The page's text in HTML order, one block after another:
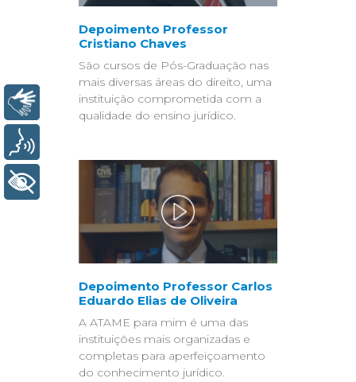
Depoimento Professor
Cristiano Chaves
São cursos de Pós-Graduação nas
mais diversas áreas do direito, uma
instituição comprometida com a
qualidade do ensino jurídico.
Depoimento Professor Carlos
Eduardo Elias de Oliveira
A ATAME para mim é uma das
instituições mais organizadas e
completas para aperfeiçoamento
do conhecimento jurídico.
Libras
+ Acessibilidade